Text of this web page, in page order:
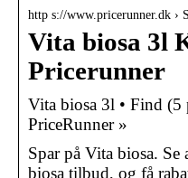
http s://www.pricerunner.dk ›
Vita biosa 3l
Pricerunner
Vita biosa 3l • Find (5
PriceRunner »
Spar på Vita biosa.
biosa tilbud, og få